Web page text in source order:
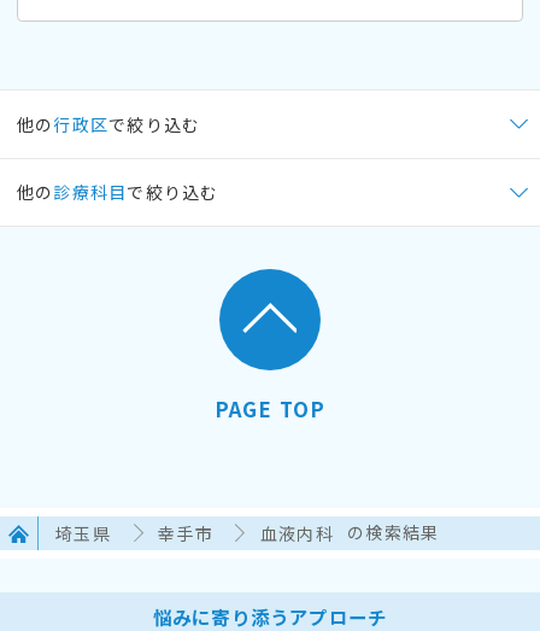
他の行政区で絞り込む
他の 診療科目で絞り込む
PAGE TOP
埼玉県 幸手市 血液内科 の検索結果
悩みに寄り添うアプローチ